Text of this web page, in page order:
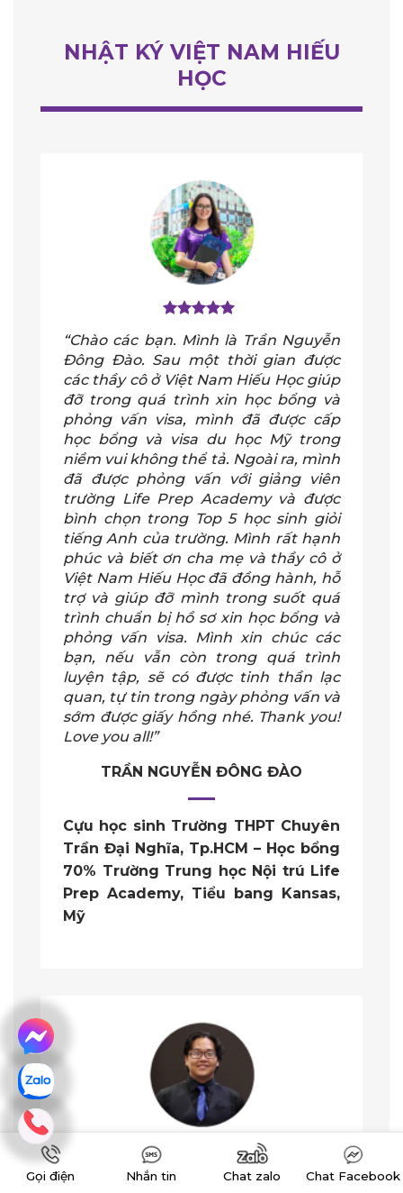
NHẬT KÝ VIỆT NAM HIẾU
HỌC
“Chào các bạn. Mình là Trần Nguyễn
Đông Đào. Sau một thời gian được
các thầy cô ở Việt Nam Hiếu Học giúp
đỡ trong quá trình xin học bổng và
phỏng vấn visa, mình đã được cấp
học bổng và visa du học Mỹ trong
niềm vui không thể tả. Ngoài ra, mình
đã được phỏng vấn với giảng viên
trường Life Prep Academy và được
bình chọn trong Top 5 học sinh giỏi
tiếng Anh của trường. Mình rất hạnh
phúc và biết ơn cha mẹ và thầy cô ở
Việt Nam Hiếu Học đã đồng hành, hỗ
trợ và giúp đỡ mình trong suốt quá
trình chuẩn bị hồ sơ xin học bổng và
phỏng vấn visa. Mình xin chúc các
bạn, nếu vẫn còn trong quá trình
luyện tập, sẽ có được tinh thần lạc
quan, tự tin trong ngày phỏng vấn và
sớm được giấy hồng nhé. Thank you!
Love you all!”
TRẦN NGUYỄN ĐÔNG ĐÀO
Cựu học sinh Trường THPT Chuyên
Trần Đại Nghĩa, Tp.HCM – Học bổng
70% Trường Trung học Nội trú Life
Prep Academy, Tiểu bang Kansas,
Mỹ
“Học bổng 100% trung học Mỹ mở ra
Gọi điện Nhắn tin Chat zalo Chat Facebook